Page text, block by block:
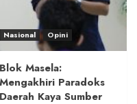
Nasional Opini
Blok Masela:
Mengakhiri Paradoks
Daerah Kaya Sumber